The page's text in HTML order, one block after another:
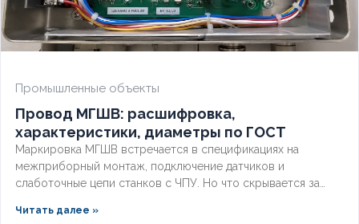
НАЛИЧИЕ ЭКРАНА Да
КОЛИЧЕСТВО ЖИЛ 5
Промышленные объекты
Провод МГШВ: расшифровка,
характеристики, диаметры по ГОСТ
Маркировка МГШВ встречается в спецификациях на
межприборный монтаж, подключение датчиков и
слаботочные цепи станков с ЧПУ. Но что скрывается за
провод под конкретную задачу? Разберём полную
Читать далее »